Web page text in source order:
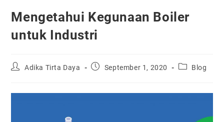
Mengetahui Kegunaan Boiler
untuk Industri
PostAdika Tirta Daya
PostSeptember 1, 2020
PostBlog